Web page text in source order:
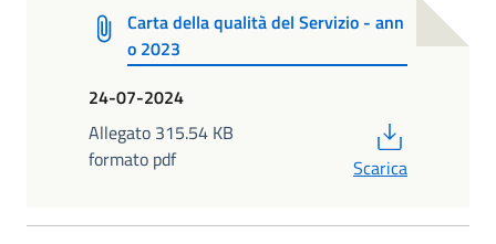
Carta della qualità del Servizio - ann
o 2023
24-07-2024
Allegato 315.54 KB
formato pdf
Scarica